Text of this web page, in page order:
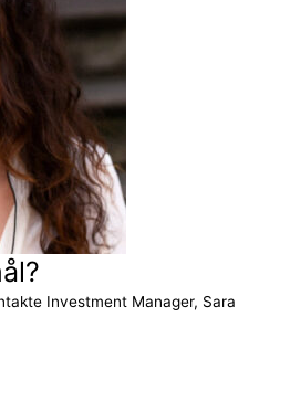
Investment Manager, Sara